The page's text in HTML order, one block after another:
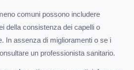
comuni possono includere
della consistenza dei capelli o
In assenza di miglioramenti o se i
un professionista sanitario.